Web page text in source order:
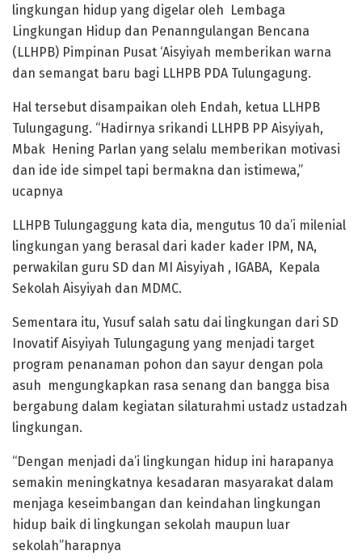
lingkungan hidup yang digelar oleh Lembaga
Lingkungan Hidup dan Penanngulangan Bencana
(LLHPB) Pimpinan Pusat ‘Aisyiyah memberikan warna
dan semangat baru bagi LLHPB PDA Tulungagung.
Hal tersebut disampaikan oleh Endah, ketua LLHPB
Tulungagung. “Hadirnya srikandi LLHPB PP Aisyiyah,
Mbak Hening Parlan yang selalu memberikan motivasi
dan ide ide simpel tapi bermakna dan istimewa,”
ucapnya
LLHPB Tulungaggung kata dia, mengutus 10 da’i milenial
lingkungan yang berasal dari kader kader IPM, NA,
perwakilan guru SD dan MI Aisyiyah , IGABA, Kepala
Sekolah Aisyiyah dan MDMC.
Sementara itu, Yusuf salah satu dai lingkungan dari SD
Inovatif Aisyiyah Tulungagung yang menjadi target
program penanaman pohon dan sayur dengan pola
asuh mengungkapkan rasa senang dan bangga bisa
bergabung dalam kegiatan silaturahmi ustadz ustadzah
lingkungan.
“Dengan menjadi da’i lingkungan hidup ini harapanya
semakin meningkatnya kesadaran masyarakat dalam
menjaga keseimbangan dan keindahan lingkungan
hidup baik di lingkungan sekolah maupun luar
sekolah”harapnya